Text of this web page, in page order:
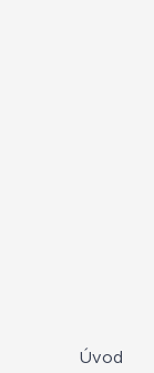
Úvod